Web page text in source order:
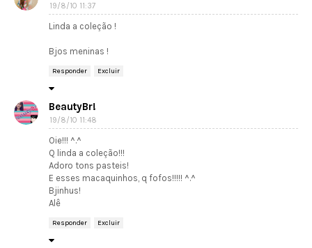
19/8/10 11:37
Linda a coleção !
Bjos meninas !
Responder Excluir
BeautyBr!
19/8/10 11:48
Oie!!! ^.^
Q linda a coleção!!!
Adoro tons pasteis!
E esses macaquinhos, q fofos!!!!! ^.^
Bjinhus!
Alê
Responder Excluir